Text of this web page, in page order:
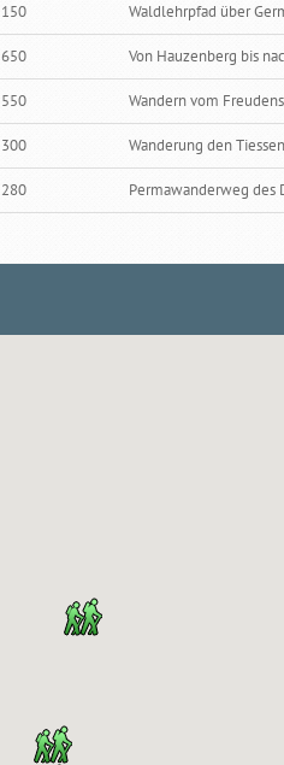
150 Waldlehrpfad über
650 Von Hauzenberg bis
550 Wandern vom
300 Wanderung den
280
Permawanderweg des